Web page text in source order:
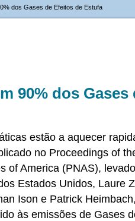
dos Gases de Efeitos de Estufa
90% dos
estão a aquecer
no Proceedings of
of America (PNAS),
Estados Unidos, Laure
Ison e Patrick
às emissões de Gases